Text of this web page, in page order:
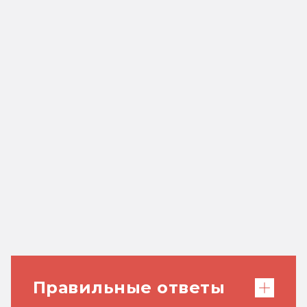
Правильные ответы